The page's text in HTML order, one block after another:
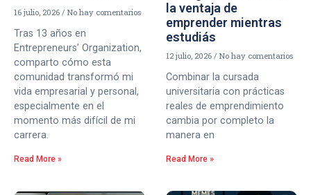
16 julio, 2026 No hay comentarios
Tras 13 años en
Entrepreneurs’ Organization,
comparto cómo esta
comunidad transformó mi
vida empresarial y personal,
especialmente en el
momento más difícil de mi
carrera.
Read More »
la ventaja de
emprender mientras
estudiás
12 julio, 2026 No hay comentarios
Combinar la cursada
universitaria con prácticas
reales de emprendimiento
cambia por completo la
manera en
Read More »